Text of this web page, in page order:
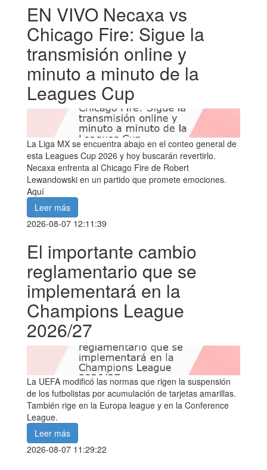
EN VIVO Necaxa vs
Chicago Fire: Sigue la
transmisión online y
minuto a minuto de la
Leagues Cup
La Liga MX se encuentra abajo en el conteo general de
esta Leagues Cup 2026 y hoy buscarán revertirlo.
Necaxa enfrenta al Chicago Fire de Robert
Lewandowski en un partido que promete emociones.
Aquí
Leer más
2026-08-07 12:11:39
El importante cambio
reglamentario que se
implementará en la
Champions League
2026/27
La UEFA modificó las normas que rigen la suspensión
de los futbolistas por acumulación de tarjetas amarillas.
También rige en la Europa league y en la Conference
League.
Leer más
2026-08-07 11:29:22